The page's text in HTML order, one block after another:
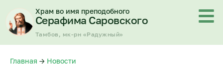
содержимому
Храм во имя преподобного
Серафима Саровского
Тамбов, мк-рн «Радужный»
Главная → Новости